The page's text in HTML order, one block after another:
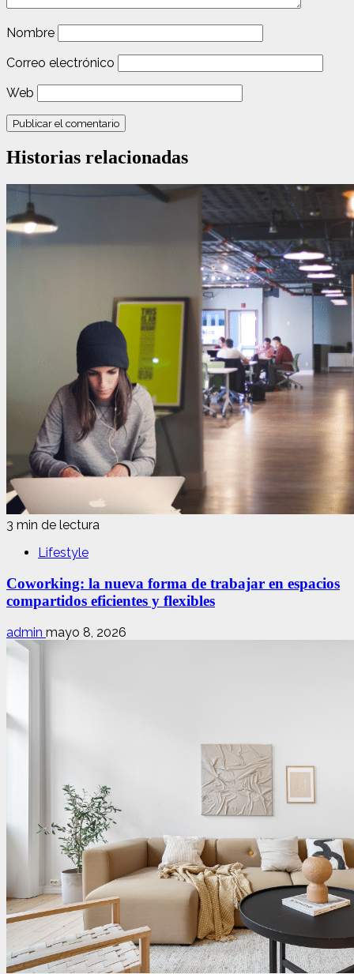
Nombre
Correo electrónico
Web
Historias relacionadas
3 min de lectura
Lifestyle
Coworking: la nueva forma de trabajar en espacios
compartidos eficientes y flexibles
admin mayo 8, 2026